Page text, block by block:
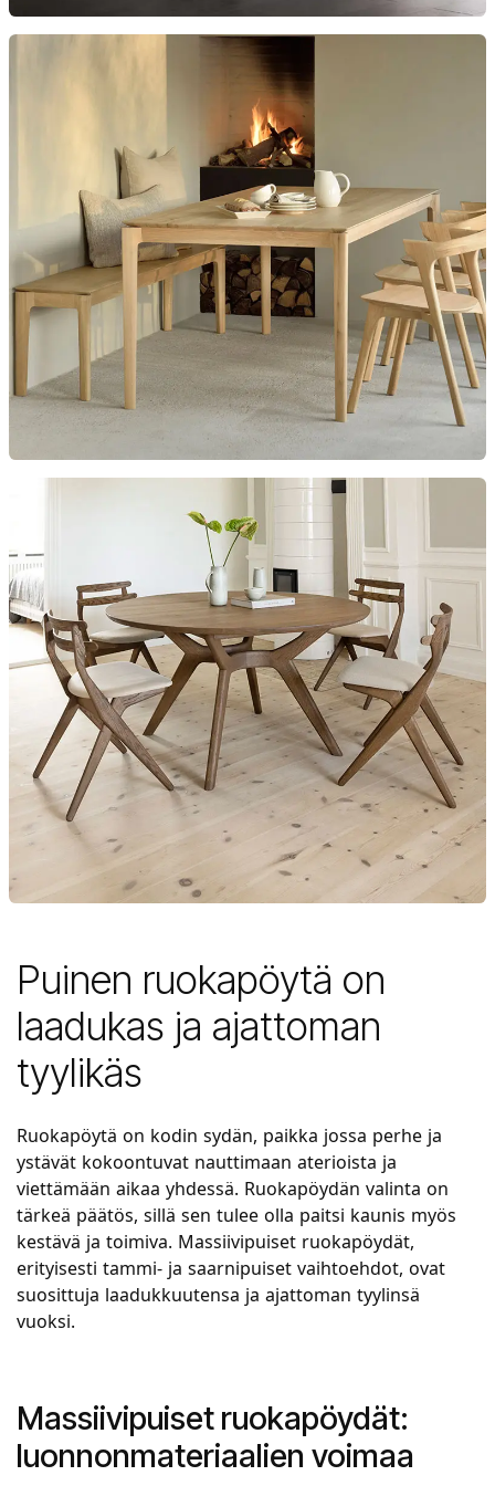
Puinen ruokapöytä on
laadukas ja ajattoman
tyylikäs
Ruokapöytä on kodin sydän, paikka jossa perhe ja
ystävät kokoontuvat nauttimaan aterioista ja
viettämään aikaa yhdessä. Ruokapöydän valinta on
tärkeä päätös, sillä sen tulee olla paitsi kaunis myös
kestävä ja toimiva. Massiivipuiset ruokapöydät,
erityisesti tammi- ja saarnipuiset vaihtoehdot, ovat
suosittuja laadukkuutensa ja ajattoman tyylinsä
vuoksi.
Massiivipuiset ruokapöydät:
luonnonmateriaalien voimaa